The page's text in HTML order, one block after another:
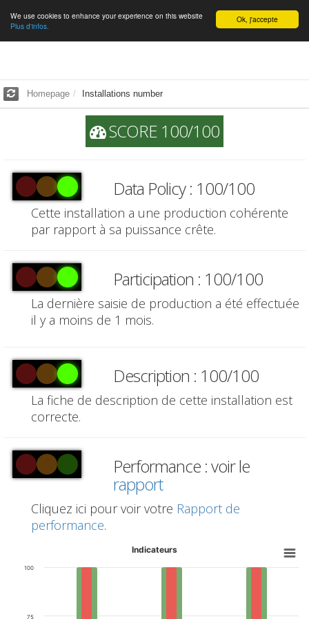
English Ok, j'accepte
We use cookies to enhance your experience on this website
Plus d'infos.
Homepage Installations number
SCORE 100/100
Data Policy : 100/100
Cette installation a une production cohérente
par rapport à sa puissance crête.
Participation : 100/100
La dernière saisie de production a été effectuée
il y a moins de 1 mois.
Description : 100/100
La fiche de description de cette installation est
correcte.
Performance : voir le
rapport
Cliquez ici pour voir votre Rapport de
performance.
Indicateurs
75
100